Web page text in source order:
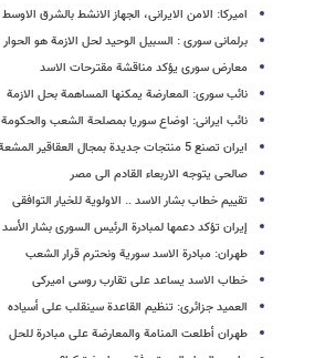
امیرکا: الامن الایرانی، الجهاز الانشط بالشرق الاوسط
برلمانی سوری : السبیل الوحید لحل الازمة هو الحوار
معارض سوری یؤکد مناقشة مقترحات الاسد
نائب سوری: المعارضة یمکنها المساهمة بحل الازمة
نائب ایرانی: اوضاع سوریا بمصلحة الشعب والحکومة
ایران تصنع 5 منتجات جدیدة بمجال العقاقیر المشعة
صالحی یتوجه الاربعاء القادم الى مصر
تقییم خطاب بشار الاسد .. الاولویة للخیار التوافقی
إیران تؤکد دعمها لمبادرة الرئیس السوری بشار الأسد
طهران: مبادرة الاسد سوریة ونحترم قرار الشعب
خطاب الاسد یساعد على تقارب روسی امیرکی
العمید جزائری: تنظیم القاعدة سینقلب على أسیاده
طهران أطلعت المنامة والمعارضة على مبادرة للحل